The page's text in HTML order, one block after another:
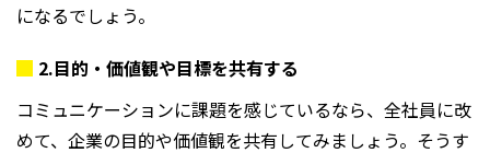
になるでしょう。
2.目的・価値観や目標を共有する
コミュニケーションに課題を感じているなら、全社員に改
めて、企業の目的や価値観を共有してみましょう。そうす